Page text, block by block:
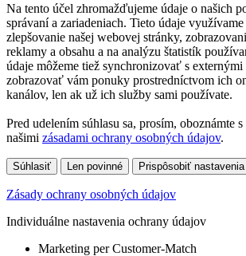
Na tento účel zhromažďujeme údaje o našich
správaní a zariadeniach. Tieto údaje využívame
zlepšovanie našej webovej stránky,
reklamy a obsahu a na analýzu štatistík
údaje môžeme tiež synchronizovať s
zobrazovať vám ponuky prostredníctvom ich
kanálov, len ak už ich služby sami používate.
Pred udelením súhlasu sa, prosím, oboznámte s
našimi zásadami ochrany osobných údajov.
Súhlasiť Len povinné Prispôsobiť nastavenia
Zásady ochrany osobných údajov
Individuálne nastavenia ochrany údajov
Marketing per Customer-Match